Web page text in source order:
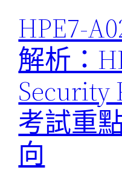
HPE7-
解析：
Security
考試重
向